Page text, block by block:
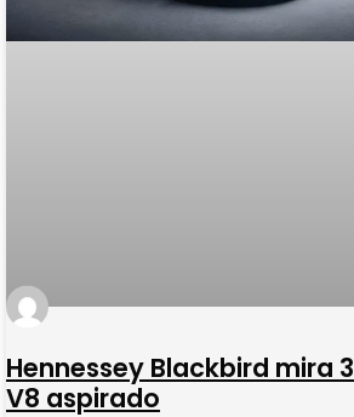
Hennessey Blackbird mira
V8 aspirado